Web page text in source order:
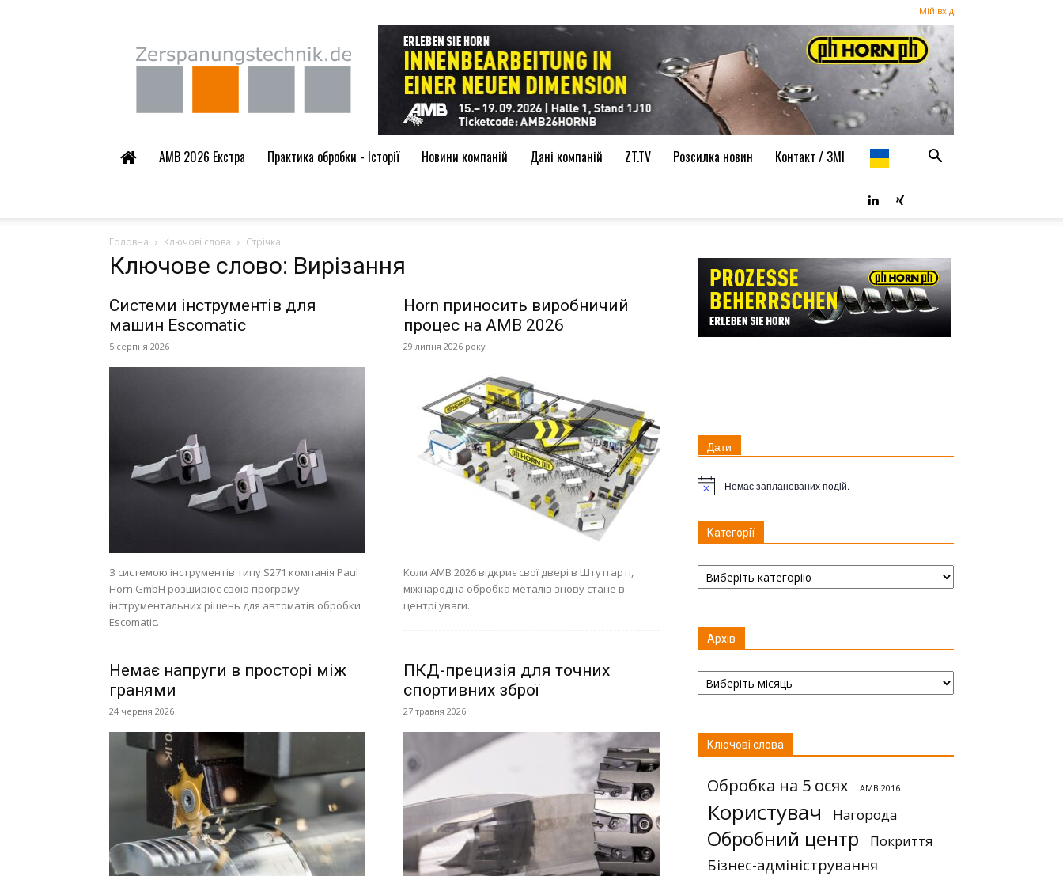
Мій вхід
Zerspanungstechnik.de
AMB 2026 Екстра Практика обробки - Історії Новини компаній Дані компаній ZT.TV Розсилка новин Контакт / ЗМІ
Головна Ключові слова Стрічка
Ключове слово: Вирізання
Системи інструментів для
машин Escomatic
5 серпня 2026
З системою інструментів типу S271 компанія Paul
Horn GmbH розширює свою програму
інструментальних рішень для автоматів обробки
Escomatic.
Horn приносить виробничий
процес на AMB 2026
29 липня 2026 року
Коли AMB 2026 відкриє свої двері в Штутгарті,
міжнародна обробка металів знову стане в
центрі уваги.
Немає напруги в просторі між
гранями
24 червня 2026
ПКД-прецизія для точних
спортивних зброї
27 травня 2026
Дати
ПриміткаНемає запланованих подій.
Категорії
Категорії
Архів
Архів
Ключові слова
Обробка на 5 осях AMB 2016
Користувач Нагорода
Обробний центр Покриття
Бізнес-адміністрування